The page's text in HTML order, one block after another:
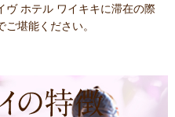
ヴ ホテル ワイキキに滞在の際
堪能ください。